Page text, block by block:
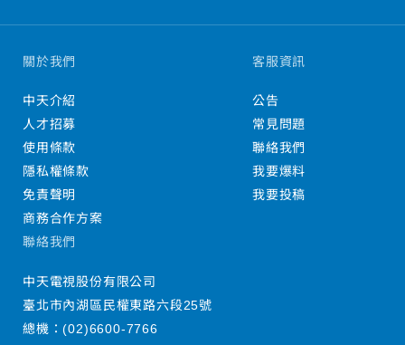
關於我們
中天介紹
人才招募
使用條款
隱私權條款
免責聲明
商務合作方案
客服資訊
公告
常見問題
聯絡我們
我要爆料
我要投稿
聯絡我們
中天電視股份有限公司
臺北市內湖區民權東路六段25號
總機：(02)6600-7766